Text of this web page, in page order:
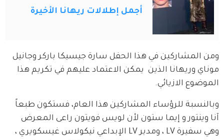
أجمل إطلالات ريهانا الأخيرة
ومن المشاركين في هذا الحفل سارة جيسيكا باركر وجانيل
موناي وريهانا الذين  يمكن الاعتماد عليهم في تكريم هذا
الموضوع الازيائي.
وبالنسبة للرؤساء المشاركين هذا العام، فستكون طبعاً
آنا وينتور و إيما ستون لأن لويس فويتون راعى المعرض
وهي سفيرة LV ، ومدير LV الإبداعي نيكولاس غيسكويري ،